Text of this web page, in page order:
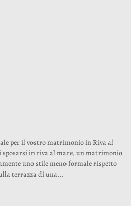
per il vostro matrimonio in Riva al
sposarsi in riva al mare, un matrimonio
uno stile meno formale rispetto
terrazza di una...